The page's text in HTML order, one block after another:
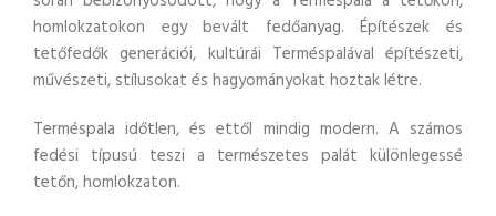
homlokzatokon egy bevált fedőanyag. Építészek és
tetőfedők generációi, kultúrái Terméspalával építészeti,
művészeti, stílusokat és hagyományokat hoztak létre.
Terméspala időtlen, és ettől mindig modern. A számos
fedési típusú teszi a természetes palát különlegessé
tetőn, homlokzaton.